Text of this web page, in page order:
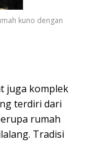
kuno dengan
juga komplek
terdiri dari
rumah
Tradisi